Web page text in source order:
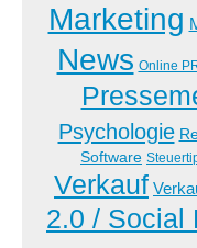
Marketing
News Online
Psychologie
Software
Verkauf
2.0 / Social